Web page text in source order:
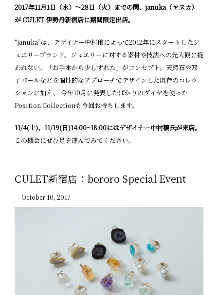
2017年11月1日（水）〜28日（火）までの間、januka（ヤヌカ）
が CULET 伊勢丹新宿店に期間限定出店。
“januka”は、デザイナー中村穣によって2012年にスタートしたジ
ュエリーブランド。ジュエリーに対する素材や技法への先入観に捉
われない、「お手本から少しずれた」がコンセプト。天然石や双
子パールなどを個性的なアプローチでデザインした既存のコレク
ションに加え、 今年10月に発表したばかりのダイヤを使った
Position Collectionも今回お持ちします。
11/4(土)、11/19(日)14:00~18:00にはデザイナー中村穣氏が来店。
この機会にぜひ足を運んでみてください。
CULET新宿店：bororo Special Event
October 10, 2017